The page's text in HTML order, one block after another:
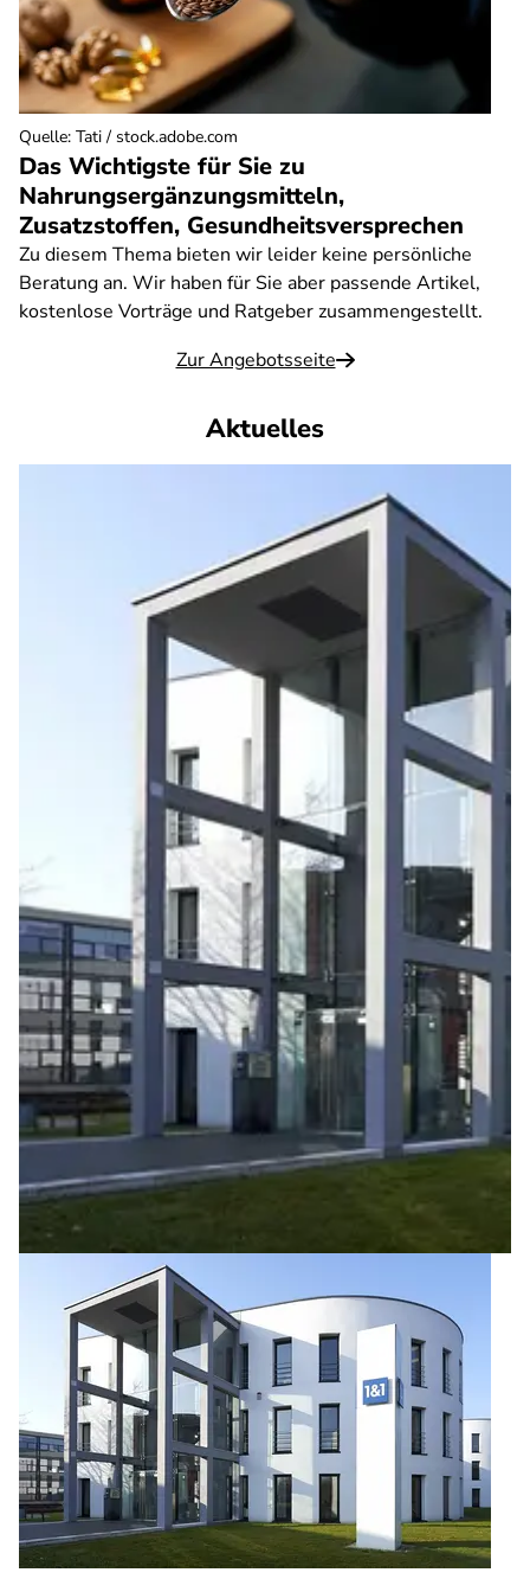
Das Wichtigste für Sie zu
Nahrungsergänzungsmitteln,
Zusatzstoffen, Gesundheitsversprechen
Zu diesem Thema bieten wir leider keine persönliche
Beratung an. Wir haben für Sie aber passende Artikel,
kostenlose Vorträge und Ratgeber zusammengestellt.
Zur Angebotsseite
Quelle: Tati / stock.adobe.com
Aktuelles